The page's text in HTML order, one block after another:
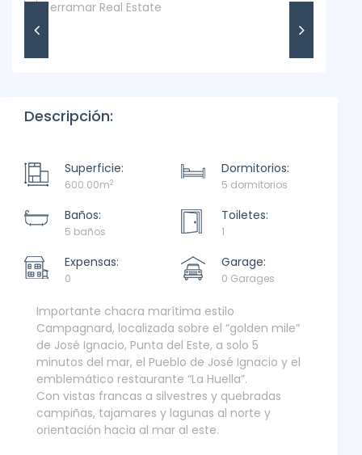
Descripción:
Superficie:
600.00m2
Dormitorios:
5 dormitorios
Baños:
5 baños
Toiletes:
1
Expensas:
0
Garage:
0 Garages
Importante chacra marítima estilo
Campagnard, localizada sobre el “golden mile”
de José Ignacio, Punta del Este, a solo 5
minutos del mar, el Pueblo de José Ignacio y el
emblemático restaurante “La Huella”.
Con vistas francas a silvestres y quebradas
campiñas, tajamares y lagunas al norte y
orientación hacia al mar al este.